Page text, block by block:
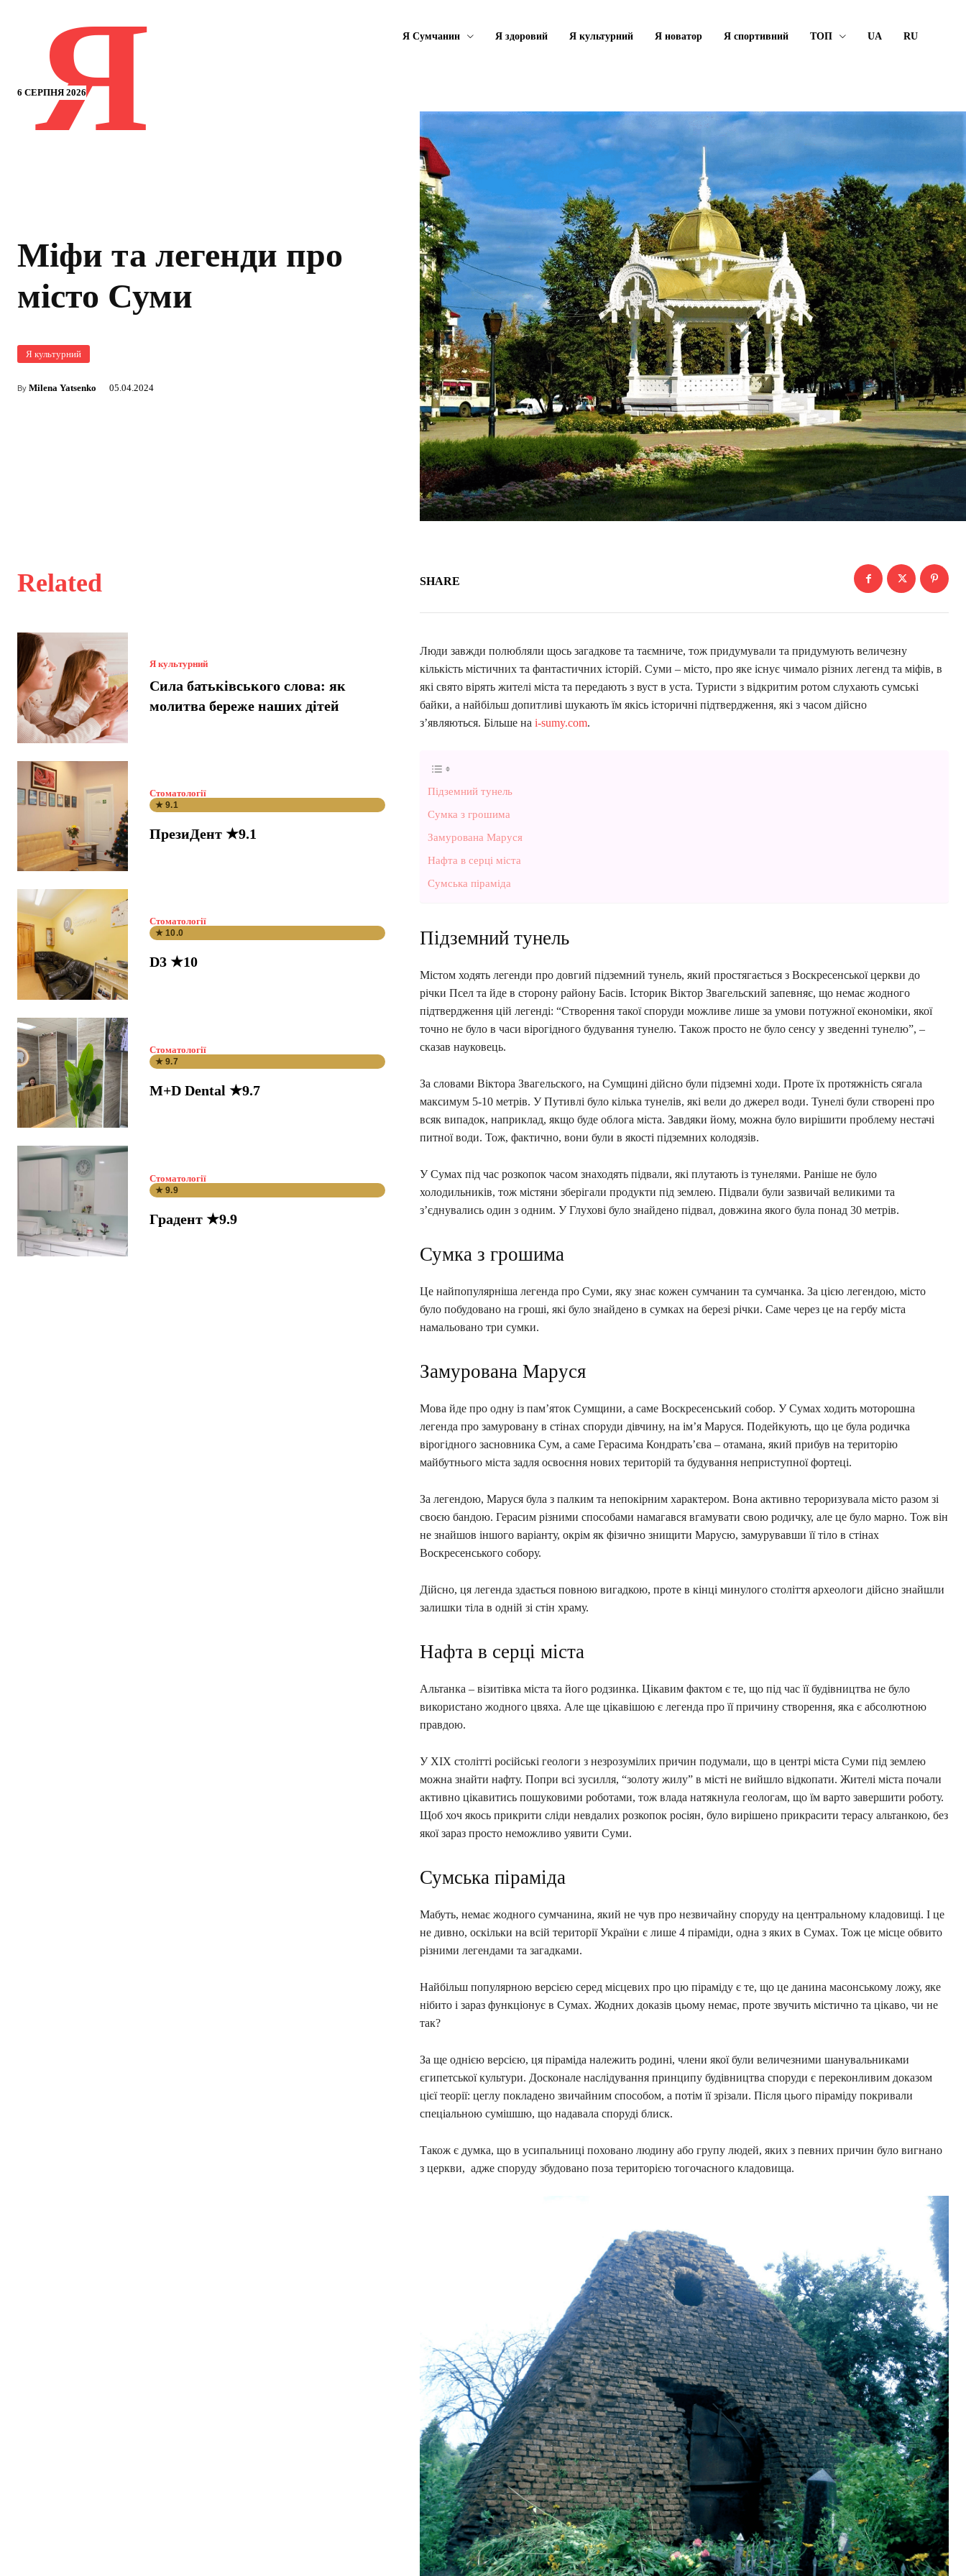
6 СЕРПНЯ 2026
Я Я Сумчанин Я здоровий Я культурний Я новатор Я спортивний ТОП UA RU
Міфи та легенди про
місто Суми
Я культурний
By Milena Yatsenko 05.04.2024
Related
Я культурний
Сила батьківського слова: як
молитва береже наших дітей
Стоматології
★ 9.1
ПрезиДент ★9.1
Стоматології
★ 10.0
D3 ★10
Стоматології
★ 9.7
M+D Dental ★9.7
Стоматології
★ 9.9
Градент ★9.9
SHARE
Люди завжди полюбляли щось загадкове та таємниче, тож придумували та придумують величезну
кількість містичних та фантастичних історій. Суми – місто, про яке існує чимало різних легенд та міфів, в
які свято вірять жителі міста та передають з вуст в уста. Туристи з відкритим ротом слухають сумські
байки, а найбільш допитливі шукають їм якісь історичні підтвердження, які з часом дійсно
з’являються. Більше на i-sumy.com.
Підземний тунель
Сумка з грошима
Замурована Маруся
Нафта в серці міста
Сумська піраміда
Підземний тунель
Містом ходять легенди про довгий підземний тунель, який простягається з Воскресенської церкви до
річки Псел та йде в сторону району Басів. Історик Віктор Звагельский запевняє, що немає жодного
підтвердження цій легенді: “Створення такої споруди можливе лише за умови потужної економіки, якої
точно не було в часи вірогідного будування тунелю. Також просто не було сенсу у зведенні тунелю”, –
сказав науковець.
За словами Віктора Звагельского, на Сумщині дійсно були підземні ходи. Проте їх протяжність сягала
максимум 5-10 метрів. У Путивлі було кілька тунелів, які вели до джерел води. Тунелі були створені про
всяк випадок, наприклад, якщо буде облога міста. Завдяки йому, можна було вирішити проблему нестачі
питної води. Тож, фактично, вони були в якості підземних колодязів.
У Сумах під час розкопок часом знаходять підвали, які плутають із тунелями. Раніше не було
холодильників, тож містяни зберігали продукти під землею. Підвали були зазвичай великими та
з’єднувались один з одним. У Глухові було знайдено підвал, довжина якого була понад 30 метрів.
Сумка з грошима
Це найпопулярніша легенда про Суми, яку знає кожен сумчанин та сумчанка. За цією легендою, місто
було побудовано на гроші, які було знайдено в сумках на березі річки. Саме через це на гербу міста
намальовано три сумки.
Замурована Маруся
Мова йде про одну із пам’яток Сумщини, а саме Воскресенський собор. У Сумах ходить моторошна
легенда про замуровану в стінах споруди дівчину, на ім’я Маруся. Подейкують, що це була родичка
вірогідного засновника Сум, а саме Герасима Кондрать’єва – отамана, який прибув на територію
майбутнього міста задля освоєння нових територій та будування неприступної фортеці.
За легендою, Маруся була з палким та непокірним характером. Вона активно тероризувала місто разом зі
своєю бандою. Герасим різними способами намагався вгамувати свою родичку, але це було марно. Тож він
не знайшов іншого варіанту, окрім як фізично знищити Марусю, замурувавши її тіло в стінах
Воскресенського собору.
Дійсно, ця легенда здається повною вигадкою, проте в кінці минулого століття археологи дійсно знайшли
залишки тіла в одній зі стін храму.
Нафта в серці міста
Альтанка – візитівка міста та його родзинка. Цікавим фактом є те, що під час її будівництва не було
використано жодного цвяха. Але ще цікавішою є легенда про її причину створення, яка є абсолютною
правдою.
У ХІХ столітті російські геологи з незрозумілих причин подумали, що в центрі міста Суми під землею
можна знайти нафту. Попри всі зусилля, “золоту жилу” в місті не вийшло відкопати. Жителі міста почали
активно цікавитись пошуковими роботами, тож влада натякнула геологам, що їм варто завершити роботу.
Щоб хоч якось прикрити сліди невдалих розкопок росіян, було вирішено прикрасити терасу альтанкою, без
якої зараз просто неможливо уявити Суми.
Сумська піраміда
Мабуть, немає жодного сумчанина, який не чув про незвичайну споруду на центральному кладовищі. І це
не дивно, оскільки на всій території України є лише 4 піраміди, одна з яких в Сумах. Тож це місце обвито
різними легендами та загадками.
Найбільш популярною версією серед місцевих про цю піраміду є те, що це данина масонському ложу, яке
нібито і зараз функціонує в Сумах. Жодних доказів цьому немає, проте звучить містично та цікаво, чи не
так?
За ще однією версією, ця піраміда належить родині, члени якої були величезними шанувальниками
єгипетської культури. Досконале наслідування принципу будівництва споруди є переконливим доказом
цієї теорії: цеглу покладено звичайним способом, а потім її зрізали. Після цього піраміду покривали
спеціальною сумішшю, що надавала споруді блиск.
Також є думка, що в усипальниці поховано людину або групу людей, яких з певних причин було вигнано
з церкви, адже споруду збудовано поза територією тогочасного кладовища.